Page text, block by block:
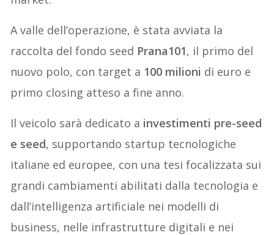
A valle dell’operazione, è stata avviata la
raccolta del fondo seed Prana101, il primo del
nuovo polo, con target a 100 milioni di euro e
primo closing atteso a fine anno.
Il veicolo sarà dedicato a investimenti pre-seed
e seed, supportando startup tecnologiche
italiane ed europee, con una tesi focalizzata sui
grandi cambiamenti abilitati dalla tecnologia e
dall’intelligenza artificiale nei modelli di
business, nelle infrastrutture digitali e nei